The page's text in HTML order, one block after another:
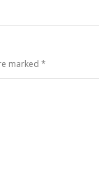
marked *